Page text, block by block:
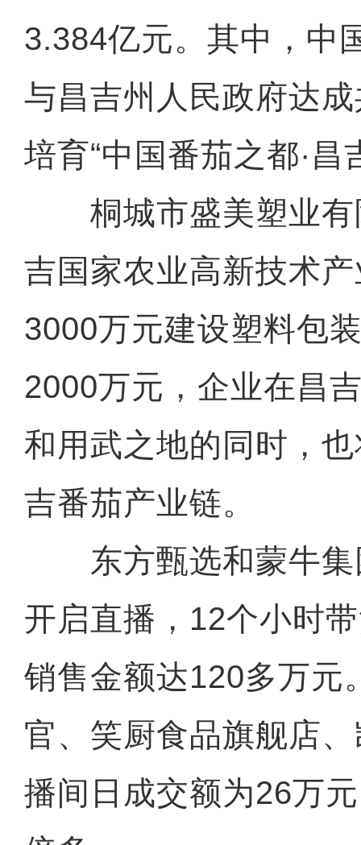
3.384亿元。其中，中
与昌吉州人民政府达
培育“中国番茄之都·昌
桐城市盛美塑业有
吉国家农业高新技术
3000万元建设塑料包
2000万元，企业在昌
和用武之地的同时，
吉番茄产业链。
东方甄选和蒙牛集
开启直播，12个小时
销售金额达120多万元
官、笑厨食品旗舰店
播间日成交额为26万